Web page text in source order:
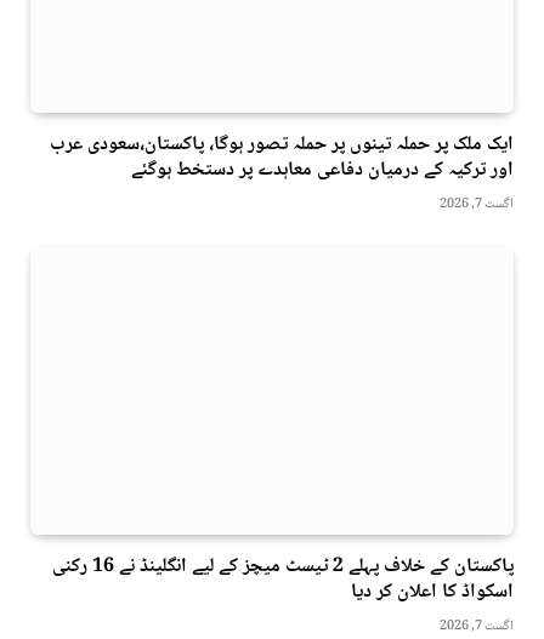
ایک ملک پر حملہ تینوں پر حملہ تصور ہوگا، پاکستان،سعودی عرب
اور ترکیہ کے درمیان دفاعی معاہدے پر دستخط ہوگئے
اگست 7, 2026
پاکستان کے خلاف پہلے 2 ٹیسٹ میچز کے لیے انگلینڈ نے 16 رکنی
اسکواڈ کا اعلان کر دیا
اگست 7, 2026